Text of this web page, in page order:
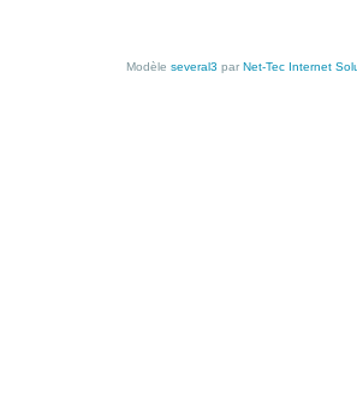
Modèle several3 par Net-Tec Internet